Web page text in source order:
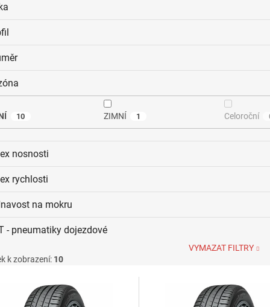
10 ZIMNÍ 1 Celoroční
nosnosti
rychlosti
na mokru
- pneumatiky dojezdové
VYMAZAT FILTRY
k zobrazení: 10